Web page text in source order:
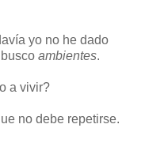
yo no he dado
ambientes.
a vivir?
no debe repetirse.